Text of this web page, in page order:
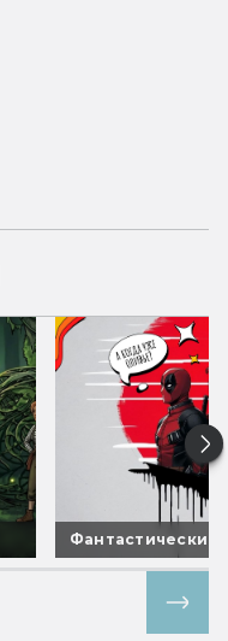
Фантастические